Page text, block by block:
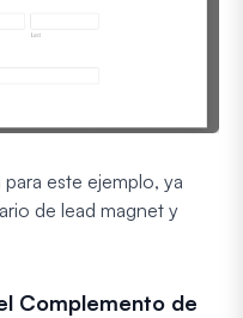
este ejemplo, ya
de lead magnet y
Complemento de